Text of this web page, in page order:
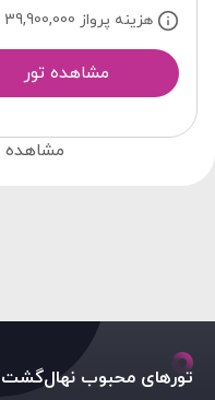
هزینه پرواز 39,900,000
مشاهده تور
مشاهده
تورهای محبوب نهال‌گشت